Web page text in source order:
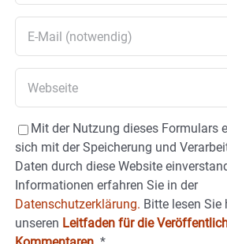
Mit der Nutzung dieses Formulars
sich mit der Speicherung und
Daten durch diese Website
Informationen erfahren Sie in der
Datenschutzerklärung. Bitte lesen Sie
unseren Leitfaden für die